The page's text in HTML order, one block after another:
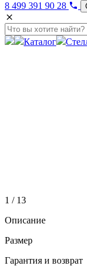
8 499 391 90 28
Каталог
1 / 13
Описание
Размер
Гарантия и возврат